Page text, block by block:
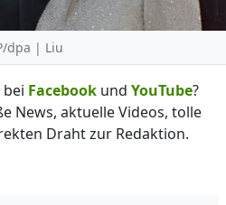
dpa | Liu
Facebook und YouTube?
News, aktuelle Videos, tolle
Draht zur Redaktion.